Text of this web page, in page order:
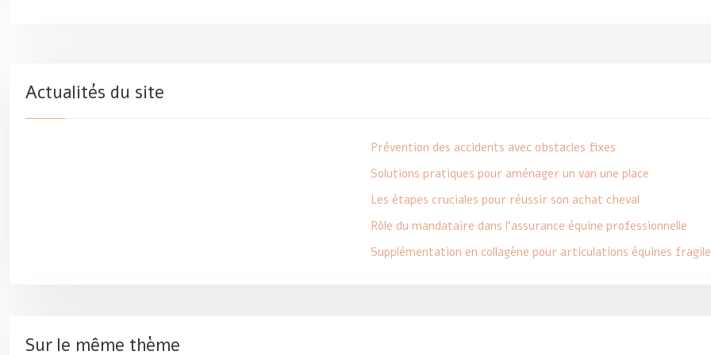
Actualités du site
Prévention des accidents avec obstacles fixes
Solutions pratiques pour aménager un van une place
Les étapes cruciales pour réussir son achat cheval
Rôle du mandataire dans l’assurance équine professionnelle
Supplémentation en collagène pour articulations équines
Sur le même thème